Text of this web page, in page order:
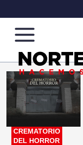
Norte
de
Ciudad
Más
que
noticias,
hacemos periodismo
CREMATORIO
DEL HORROR